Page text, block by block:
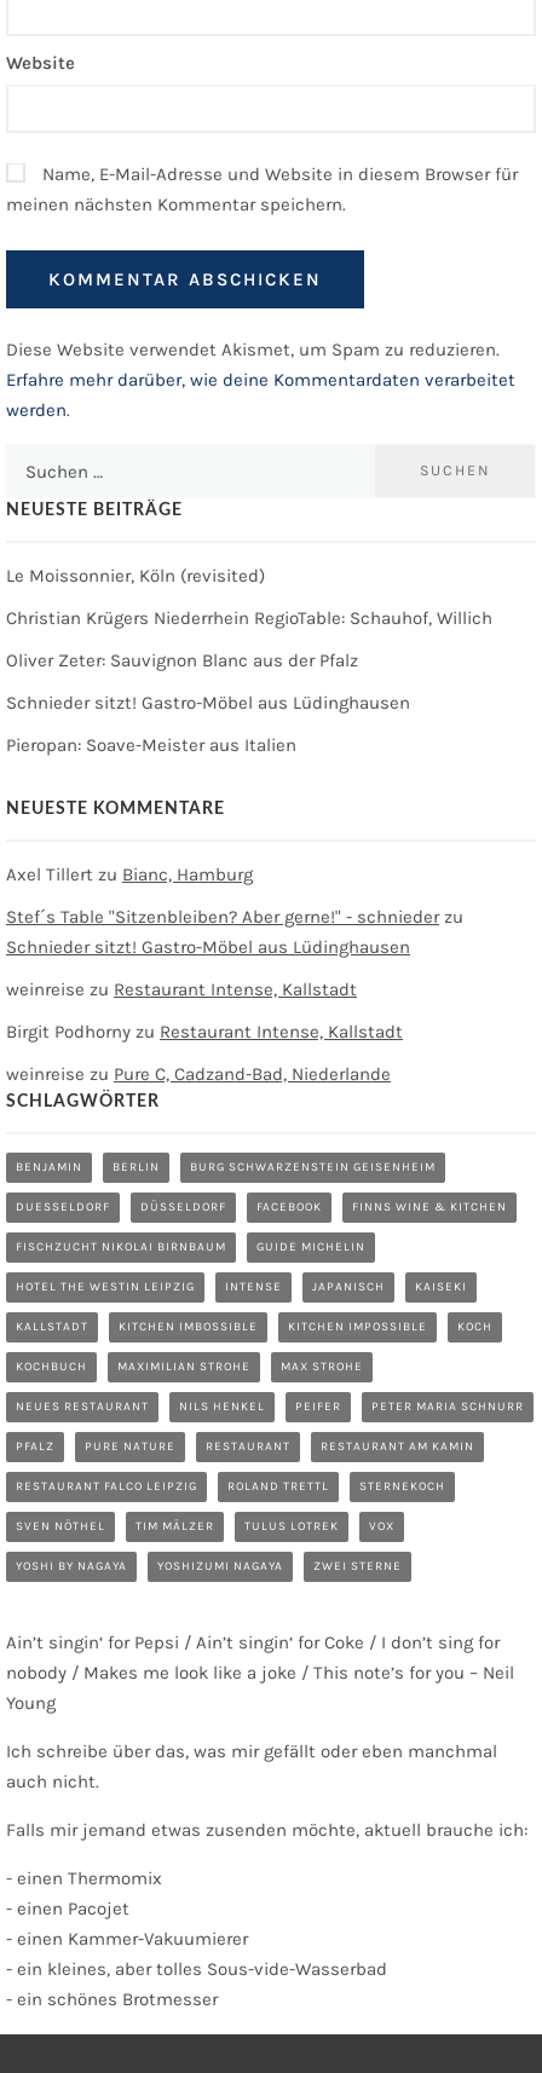
Website
Name, E-Mail-Adresse und Website in diesem Browser für
meinen nächsten Kommentar speichern.
Diese Website verwendet Akismet, um Spam zu reduzieren.
Erfahre mehr darüber, wie deine Kommentardaten verarbeitet
werden.
NEUESTE BEITRÄGE
Le Moissonnier, Köln (revisited)
Christian Krügers Niederrhein RegioTable: Schauhof, Willich
Oliver Zeter: Sauvignon Blanc aus der Pfalz
Schnieder sitzt! Gastro-Möbel aus Lüdinghausen
Pieropan: Soave-Meister aus Italien
NEUESTE KOMMENTARE
Axel Tillert zu Bianc, Hamburg
Stef´s Table "Sitzenbleiben? Aber gerne!" - schniederzu
Schnieder sitzt! Gastro-Möbel aus Lüdinghausen
weinreise zu Restaurant Intense, Kallstadt
Birgit Podhorny zu Restaurant Intense, Kallstadt
weinreise zu Pure C, Cadzand-Bad, Niederlande
SCHLAGWÖRTER
BENJAMIN BERLIN BURG SCHWARZENSTEIN GEISENHEIM
DUESSELDORF DÜSSELDORF FACEBOOK FINNS WINE & KITCHEN
FISCHZUCHT NIKOLAI BIRNBAUM GUIDE MICHELIN
HOTEL THE WESTIN LEIPZIG INTENSE JAPANISCH KAISEKI
KALLSTADT KITCHEN IMBOSSIBLE KITCHEN IMPOSSIBLE KOCH
KOCHBUCH MAXIMILIAN STROHE MAX STROHE
NEUES RESTAURANT NILS HENKEL PEIFER PETER MARIA SCHNURR
PFALZ PURE NATURE RESTAURANT RESTAURANT AM KAMIN
RESTAURANT FALCO LEIPZIG ROLAND TRETTL STERNEKOCH
SVEN NÖTHEL TIM MÄLZER TULUS LOTREK VOX
YOSHI BY NAGAYA YOSHIZUMI NAGAYA ZWEI STERNE
Ain’t singin‘ for Pepsi / Ain’t singin‘ for Coke / I don’t sing for
nobody / Makes me look like a joke / This note’s for you – Neil
Young
Ich schreibe über das, was mir gefällt oder eben manchmal
auch nicht.
Falls mir jemand etwas zusenden möchte, aktuell brauche ich:
- einen Thermomix
- einen Pacojet
- einen Kammer-Vakuumierer
- ein kleines, aber tolles Sous-vide-Wasserbad
- ein schönes Brotmesser